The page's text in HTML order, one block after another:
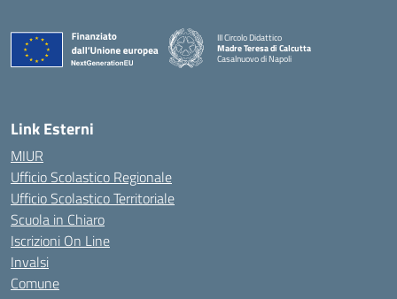
III Circolo Didattico
Madre Teresa di Calcutta
Casalnuovo di Napoli
— Visita la pagina iniziale della scuola
Link Esterni
MIUR
Ufficio Scolastico Regionale
Ufficio Scolastico Territoriale
Scuola in Chiaro
Iscrizioni On Line
Invalsi
Comune